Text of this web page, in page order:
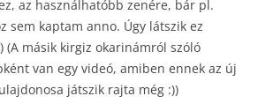
az használhatóbb zenére, bár pl.
sem kaptam anno. Úgy látszik ez
(A másik kirgiz okarinámról szóló
van egy videó, amiben ennek az új
játszik rajta még :))